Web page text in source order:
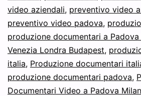
video aziendali, preventivo video
preventivo video padova,
produzione documentari a Padova
Venezia Londra Budapest,
italia, Produzione documentari
produzione documentari padova,
Documentari Video a Padova